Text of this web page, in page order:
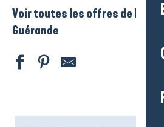
Voir toutes les offres de La
Guérande